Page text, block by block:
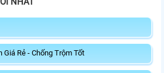
Rẻ - Chống Trộm Tốt